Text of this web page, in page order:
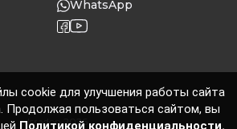
WhatsApp
Isradon 2026
cookie для улучшения работы сайта
Продолжая пользоваться сайтом, вы
Политикой конфиденциальности.